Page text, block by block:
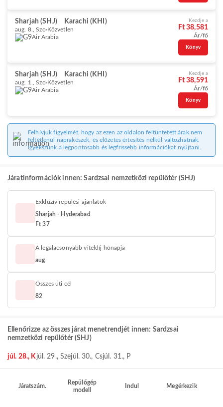
Sharjah (SHJ) Karachi (KHI)
aug. 8., Szo Közvetlen
Air Arabia
Kezdje a
Ft 38,581
Ár/fő
Könyv
Sharjah (SHJ) Karachi (KHI)
aug. 1., Szo Közvetlen
Air Arabia
Kezdje a
Ft 38,591
Ár/fő
Könyv
Felhívjuk figyelmét, hogy az ezen az oldalon feltüntetett árak nem
feltétlenül naprakészek, és előzetes értesítés nélkül változhatnak.
Igyekszünk a legpontosabb és legfrissebb információkat nyújtani.
Járatinformációk innen: Sardzsai nemzetközi repülőtér (SHJ)
Exkluzív repülési ajánlatok
Sharjah - Hyderabad
Ft 37
A legalacsonyabb viteldíj hónapja
aug
Összes úti cél
82
Ellenőrizze az összes járat menetrendjét innen: Sardzsai
nemzetközi repülőtér (SHJ)
júl. 28., Kjúl. 29., Szejúl. 30., Csjúl. 31., P
Járatszám.
Repülőgép
modell
Indul Megérkezik